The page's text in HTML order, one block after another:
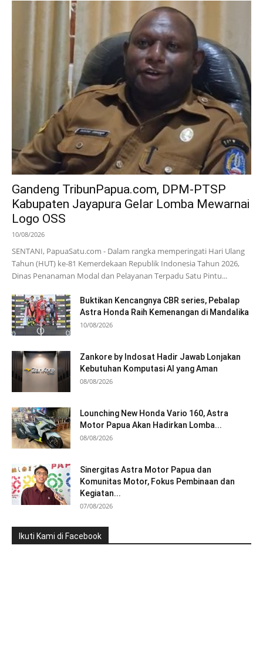
Gandeng TribunPapua.com, DPM-PTSP
Kabupaten Jayapura Gelar Lomba Mewarnai
Logo OSS
10/08/2026
SENTANI, PapuaSatu.com - Dalam rangka memperingati Hari Ulang
Tahun (HUT) ke-81 Kemerdekaan Republik Indonesia Tahun 2026,
Dinas Penanaman Modal dan Pelayanan Terpadu Satu Pintu...
Buktikan Kencangnya CBR series, Pebalap
Astra Honda Raih Kemenangan di Mandalika
10/08/2026
Zankore by Indosat Hadir Jawab Lonjakan
Kebutuhan Komputasi AI yang Aman
08/08/2026
Lounching New Honda Vario 160, Astra
Motor Papua Akan Hadirkan Lomba...
08/08/2026
Sinergitas Astra Motor Papua dan
Komunitas Motor, Fokus Pembinaan dan
Kegiatan...
07/08/2026
Ikuti Kami di Facebook